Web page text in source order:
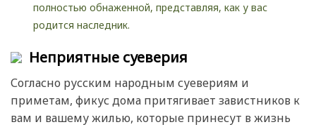
полностью обнаженной, представляя, как у вас
родится наследник.
Неприятные суеверия
Согласно русским народным суевериям и
приметам, фикус дома притягивает завистников к
вам и вашему жилью, которые принесут в жизнь